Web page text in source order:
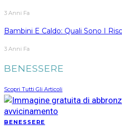
3 Anni Fa
Bambini E Caldo: Quali Sono I
3 Anni Fa
BENESSERE
Scopri Tutti Gli Articoli
BENESSERE